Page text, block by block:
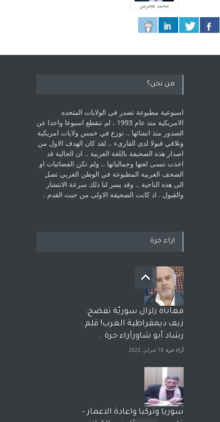
محمد هجرس
من نحن؟
اسبوعية مطبوعة تصدر في الولايات المتحده
الامريكية منذ عام 1993 ، لم ‏تنقطع اسبوعا واحدا عن
الصدور منذ انشائها .. توزع في خمس ولايات امريكية
‏وتلاقي قبولا لدى القارىء ..‏ لقد كان الهدف الاول من
اصدار هذه الصحيفة باللغة العربية .. ان الجالية قد
اخذت ‏تنسى لغتها وجمالياتها .. ولم تكن الفضائيات او
الصحف العربية المطبوعة في الوطن ‏العربي تصل
الى هذه الناحية .. وقد يسر لنا ذلك سرعة الانتشار
والقبول . اذ كانت ‏الصحيفة الاولى من حيث القدم . ‏
اراء حرة
معاناة زلزال سوريّة تفضح:
زيف ديمقراطية الغرب! قلم :
رشاد أبو شاورآراء حرة ..
آراء حرة 18 فبراير، 2023
سوريا وتركيا واعادة الاعمار -